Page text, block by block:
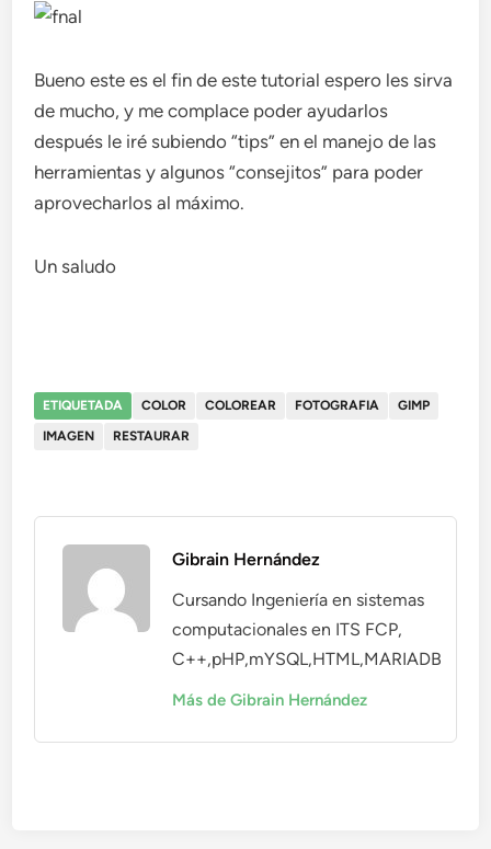
Bueno este es el fin de este tutorial espero les sirva
de mucho, y me complace poder ayudarlos
después le iré subiendo “tips” en el manejo de las
herramientas y algunos “consejitos” para poder
aprovecharlos al máximo.
Un saludo
ETIQUETADA COLOR COLOREAR FOTOGRAFIA
GIMP
IMAGEN
RESTAURAR
Gibrain Hernández
Cursando Ingeniería en sistemas
computacionales en ITS FCP,
C++,pHP,mYSQL,HTML,MARIADB
Más de Gibrain Hernández